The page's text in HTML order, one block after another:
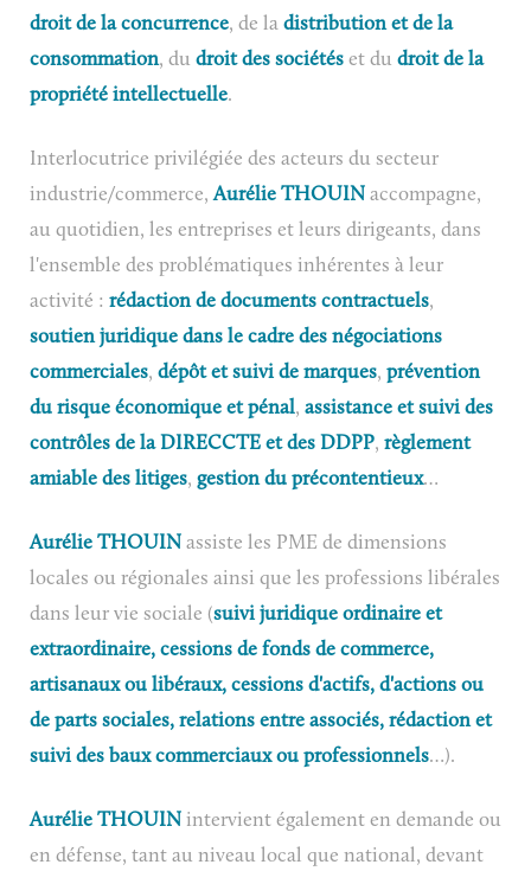
droit de la concurrence, de la distribution et de la
consommation, du droit des sociétés et du droit de la
propriété intellectuelle.
Interlocutrice privilégiée des acteurs du secteur
industrie/commerce,Aurélie THOUIN accompagne,
au quotidien, les entreprises et leurs dirigeants, dans
l'ensemble des problématiques inhérentes à leur
activité : rédaction de documents contractuels,
soutien juridique dans le cadre des négociations
commerciales, dépôt et suivi de marques, prévention
du risque économique et pénal, assistance et suivi des
contrôles de la DIRECCTE et des DDPP, règlement
amiable des litiges, gestion du précontentieux…
Aurélie THOUIN assiste les PME de dimensions
locales ou régionales ainsi que les professions libérales
dans leur vie sociale (suivi juridique ordinaire et
extraordinaire, cessions de fonds de commerce,
artisanaux ou libéraux, cessions d'actifs, d'actions ou
de parts sociales, relations entre associés, rédaction et
suivi des baux commerciaux ou professionnels…).
Aurélie THOUIN intervient également en demande ou
en défense, tant au niveau local que national, devant